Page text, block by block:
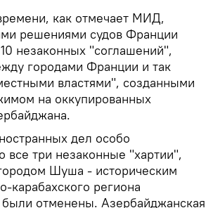
как отмечает МИД,
решениями судов Франции
незаконных "соглашений",
городами Франции и так
властями", созданными
на оккупированных
дел особо
все три незаконные "хартии",
Шуша - историческим
карабахского региона
отменены. Азербайджанская